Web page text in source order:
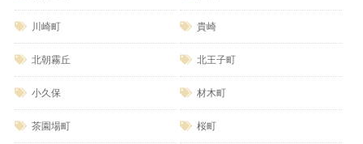
川崎町 貴崎
北朝霧丘 北王子町
小久保 材木町
茶園場町 桜町